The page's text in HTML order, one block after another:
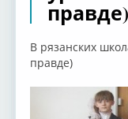
правде)
В рязанских
правде)